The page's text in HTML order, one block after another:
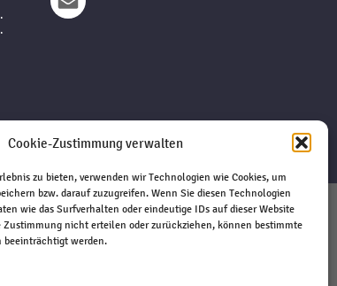
Cookie-Zustimmung verwalten
zu bieten, verwenden wir Technologien wie Cookies, um
bzw. darauf zuzugreifen. Wenn Sie diesen Technologien
wie das Surfverhalten oder eindeutige IDs auf dieser Website
Zustimmung nicht erteilen oder zurückziehen, können bestimmte
beeinträchtigt werden.
Impressum
Haftungsausschluss